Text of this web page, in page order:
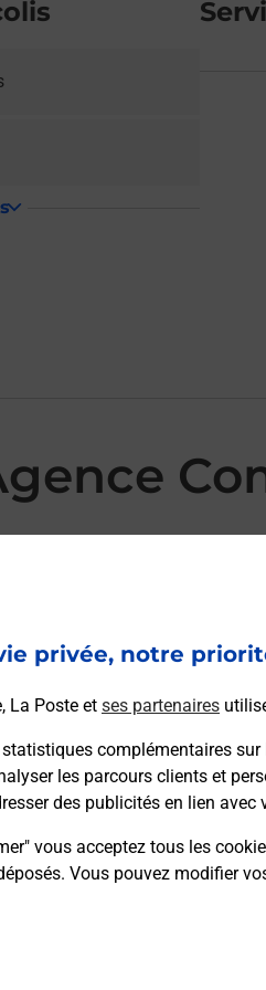
privée, notre
La Poste et ses partenaires
complémentaires
les parcours clients et
des publicités en lien avec
vous acceptez tous les
Vous pouvez modifier
Communale MARCILLY
besoins d'affranchissement
des timbres
simples ou encore faire suivre
services en ligne de La Poste